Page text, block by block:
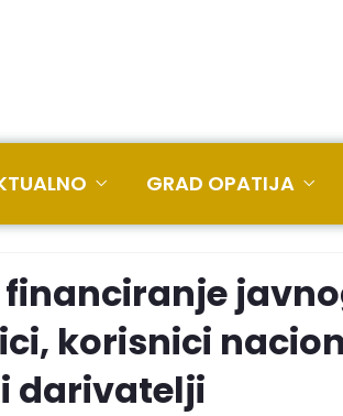
GRAD OPATIJA
korisnici
darivatelji